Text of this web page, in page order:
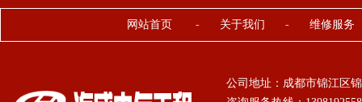
网站首页 - 关于我们 - 维修服务
公司地址：成都市锦江区